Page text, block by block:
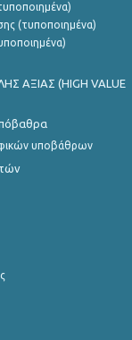
(τυποποιημένα)
ΑΞΙΑΣ (HIGH VALUE
υποβάθρων